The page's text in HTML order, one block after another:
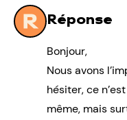
Réponse
Bonjour,
Nous avons
hésiter, ce
même, mais